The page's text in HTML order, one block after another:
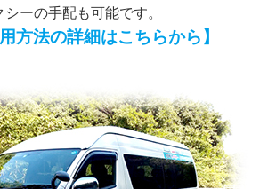
シーの手配も可能です。
用方法の詳細はこちらから】